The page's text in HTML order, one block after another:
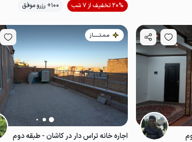
ضدعفونی‌شده
20% تخفیف از 7 شب
100+ رزرو موفق
مـمـتــــــاز
اجاره خانه تراس دار در کاشان - طبقه دوم